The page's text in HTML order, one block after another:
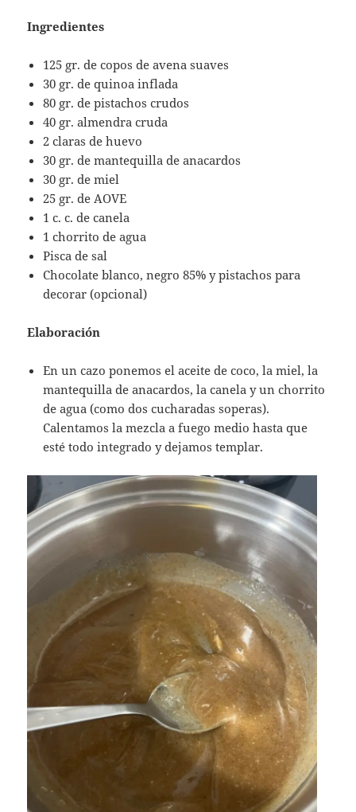
Ingredientes
125 gr. de copos de avena suaves
30 gr. de quinoa inflada
80 gr. de pistachos crudos
40 gr. almendra cruda
2 claras de huevo
30 gr. de mantequilla de anacardos
30 gr. de miel
25 gr. de AOVE
1 c. c. de canela
1 chorrito de agua
Pisca de sal
Chocolate blanco, negro 85% y pistachos para
decorar (opcional)
Elaboración
En un cazo ponemos el aceite de coco, la miel, la
mantequilla de anacardos, la canela y un chorrito
de agua (como dos cucharadas soperas).
Calentamos la mezcla a fuego medio hasta que
esté todo integrado y dejamos templar.